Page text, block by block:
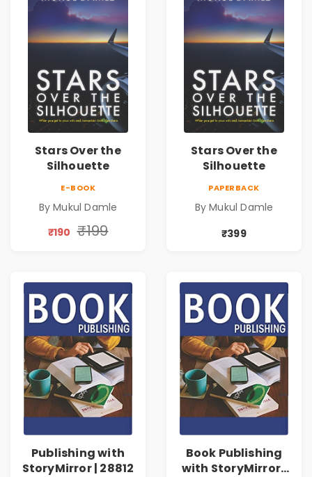
Stars Over the
Silhouette
E-BOOK
By Mukul Damle
₹190 ₹199
Stars Over the
Silhouette
PAPERBACK
By Mukul Damle
₹399
Publishing with
StoryMirror | 28812
Book Publishing
with StoryMirror |